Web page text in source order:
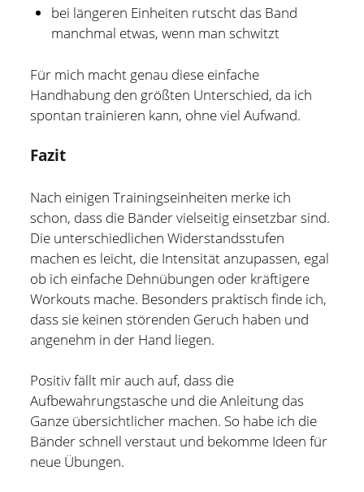
bei längeren Einheiten rutscht das Band
manchmal etwas, wenn man schwitzt
Für mich macht genau diese einfache
Handhabung den größten Unterschied, da ich
spontan trainieren kann, ohne viel Aufwand.
Fazit
Nach einigen Trainingseinheiten merke ich
schon, dass die Bänder vielseitig einsetzbar sind.
Die unterschiedlichen Widerstandsstufen
machen es leicht, die Intensität anzupassen, egal
ob ich einfache Dehnübungen oder kräftigere
Workouts mache. Besonders praktisch finde ich,
dass sie keinen störenden Geruch haben und
angenehm in der Hand liegen.
Positiv fällt mir auch auf, dass die
Aufbewahrungstasche und die Anleitung das
Ganze übersichtlicher machen. So habe ich die
Bänder schnell verstaut und bekomme Ideen für
neue Übungen.